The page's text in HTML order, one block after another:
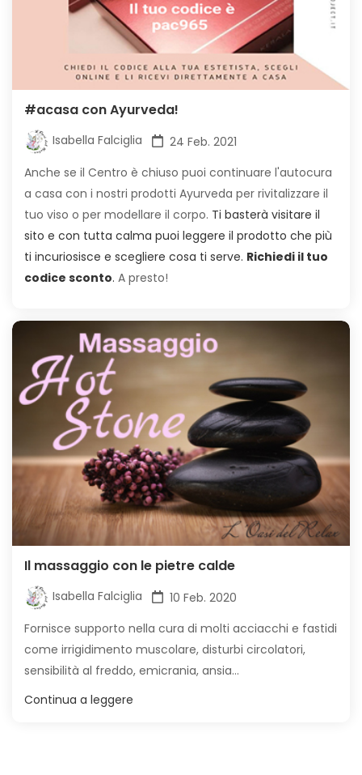
#acasa con Ayurveda!
Isabella Falciglia
24 Feb. 2021
Anche se il Centro è chiuso puoi continuare l'autocura
a casa con i nostri prodotti Ayurveda per rivitalizzare il
tuo viso o per modellare il corpo. Ti basterà visitare il
sito e con tutta calma puoi leggere il prodotto che più
ti incuriosisce e scegliere cosa ti serve. Richiedi il tuo
codice sconto. A presto!
Il massaggio con le pietre calde
Isabella Falciglia
10 Feb. 2020
Fornisce supporto nella cura di molti acciacchi e fastidi
come irrigidimento muscolare, disturbi circolatori,
sensibilità al freddo, emicrania, ansia...
Continua a leggere